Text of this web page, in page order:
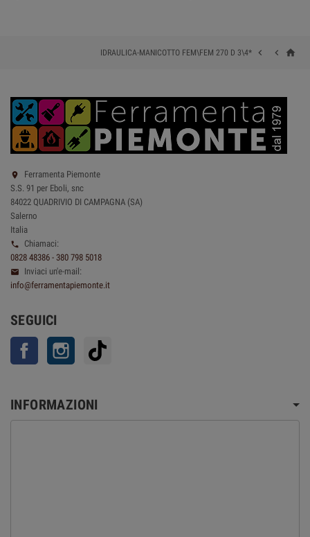
home


IDRAULICA-MANICOTTO FEM\FEM 270 D 3\4*

Ferramenta Piemonte
S.S. 91 per Eboli, snc
84022 QUADRIVIO DI CAMPAGNA (SA)
Salerno
Italia

Chiamaci:
0828 48386 - 380 798 5018

Inviaci un'e-mail:
info@ferramentapiemonte.it
SEGUICI
Facebook Instagram
INFORMAZIONI